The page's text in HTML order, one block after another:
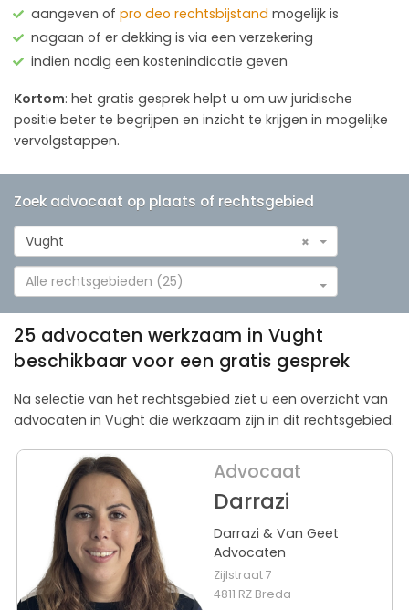
aangeven of pro deo rechtsbijstand mogelijk is
nagaan of er dekking is via een verzekering
indien nodig een kostenindicatie geven
Kortom: het gratis gesprek helpt u om uw juridische
positie beter te begrijpen en inzicht te krijgen in mogelijke
vervolgstappen.
Zoek advocaat op plaats of rechtsgebied
×
Vught
Alle rechtsgebieden (25)
25 advocaten werkzaam in Vught
beschikbaar voor een gratis gesprek
Na selectie van het rechtsgebied ziet u een overzicht van
advocaten in Vught die werkzaam zijn in dit rechtsgebied.
Advocaat
Darrazi
Darrazi & Van Geet
Advocaten
Zijlstraat 7
4811 RZ Breda